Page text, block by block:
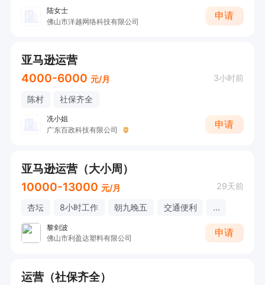
陆女士
佛山市洋越网络科技有限公司
申请
亚马逊运营
4000-6000 元/月 3小时前
陈村 社保齐全
冼小姐
广东百政科技有限公司
申请
亚马逊运营（大小周）
10000-13000 元/月 29天前
杏坛 8小时工作 朝九晚五 交通便利 ...
黎剑波
佛山市利盈达塑料有限公司
申请
运营（社保齐全）